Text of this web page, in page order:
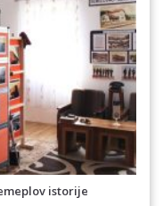
istorije